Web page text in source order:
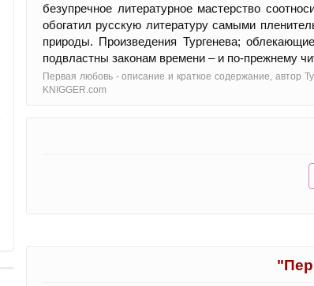
безупречное литературное мастерство
обогатил русскую литературу самыми
природы. Произведения Тургенева;
подвластны законам времени – и по-прежнему
Первая любовь - oписание и краткое содержание, автор
KNIGGER.com